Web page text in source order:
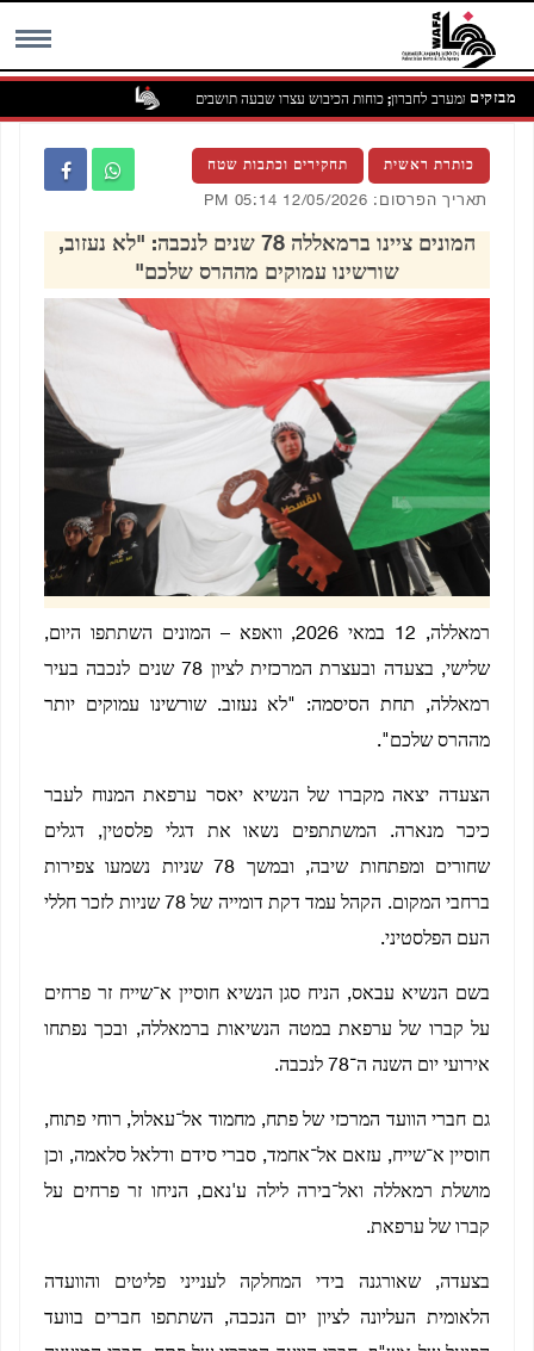
מבזקים
באידנא שממערב לחברון; כוחות הכיבוש עצרו שבעה תושבים
כותרת ראשית תחקירים וכתבות שטח
תאריך הפרסום: 12/05/2026 05:14 PM
המונים ציינו ברמאללה 78 שנים לנכבה: "לא נעזוב,
שורשינו עמוקים מההרס שלכם"
רמאללה, 12 במאי 2026, וואפא – המונים השתתפו היום,
שלישי, בצעדה ובעצרת המרכזית לציון 78 שנים לנכבה בעיר
רמאללה, תחת הסיסמה: "לא נעזוב. שורשינו עמוקים יותר
מההרס שלכם".
הצעדה יצאה מקברו של הנשיא יאסר ערפאת המנוח לעבר
כיכר מנארה. המשתתפים נשאו את דגלי פלסטין, דגלים
שחורים ומפתחות שיבה, ובמשך 78 שניות נשמעו צפירות
ברחבי המקום. הקהל עמד דקת דומייה של 78 שניות לזכר חללי
העם הפלסטיני.
בשם הנשיא עבאס, הניח סגן הנשיא חוסיין א־שייח זר פרחים
על קברו של ערפאת במטה הנשיאות ברמאללה, ובכך נפתחו
אירועי יום השנה ה־78 לנכבה.
גם חברי הוועד המרכזי של פתח, מחמוד אל־עאלול, רוחי פתוח,
חוסיין א־שייח, עזאם אל־אחמד, סברי סידם ודלאל סלאמה, וכן
מושלת רמאללה ואל־בירה לילה ע'נאם, הניחו זר פרחים על
קברו של ערפאת.
בצעדה, שאורגנה בידי המחלקה לענייני פליטים והוועדה
הלאומית העליונה לציון יום הנכבה, השתתפו חברים בוועד